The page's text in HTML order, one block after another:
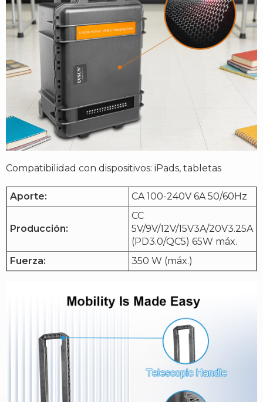
Compatibilidad con dispositivos: iPads, tabletas
Aporte: CA 100-240V 6A 50/60Hz
Producción:
CC
5V/9V/12V/15V3A/20V3.25A
(PD3.0/QC5) 65W máx.
Fuerza:
350 W (máx.)